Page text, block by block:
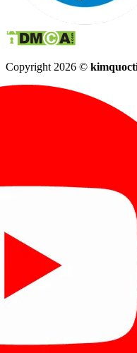
Copyright 2026 ©